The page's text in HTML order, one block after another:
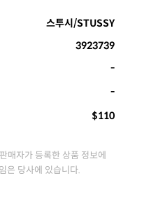
스투시/STUSSY
3923739
-
-
$110
매자가 등록한 상품 정보에
은 당사에 있습니다.